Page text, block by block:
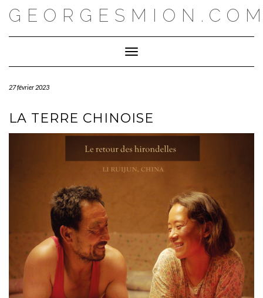
Toggle Navigation
27 février 2023
LA TERRE CHINOISE